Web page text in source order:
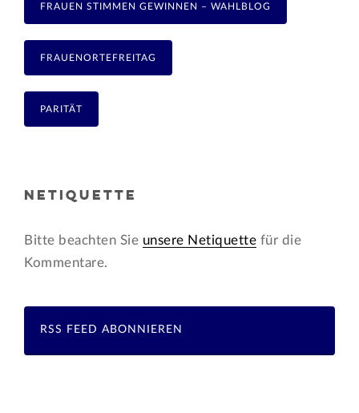
FRAUEN STIMMEN GEWINNEN – WAHLBLOG
FRAUENORTEFREITAG
PARITÄT
NETIQUETTE
Bitte beachten Sie unsere Netiquette für die
Kommentare.
RSS FEED ABONNIEREN